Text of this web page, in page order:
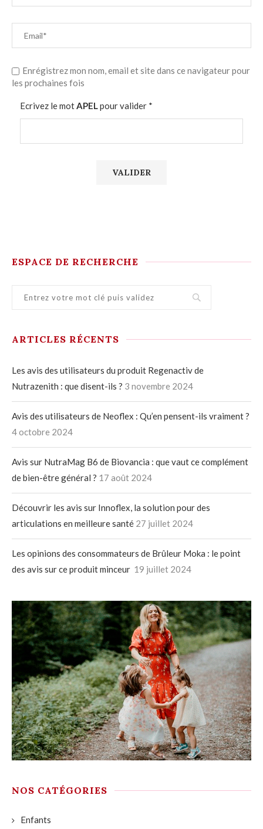
Enrégistrez mon nom, email et site dans ce navigateur pour
les prochaines fois
Ecrivez le motAPELpour valider *
ESPACE DE RECHERCHE
ARTICLES RÉCENTS
Les avis des utilisateurs du produit Regenactiv de
Nutrazenith : que disent-ils ? 3 novembre 2024
Avis des utilisateurs de Neoflex : Qu’en pensent-ils vraiment ?
4 octobre 2024
Avis sur NutraMag B6 de Biovancia : que vaut ce complément
de bien-être général ? 17 août 2024
Découvrir les avis sur Innoflex, la solution pour des
articulations en meilleure santé 27 juillet 2024
Les opinions des consommateurs de Brûleur Moka : le point
des avis sur ce produit minceur 19 juillet 2024
NOS CATÉGORIES
Enfants